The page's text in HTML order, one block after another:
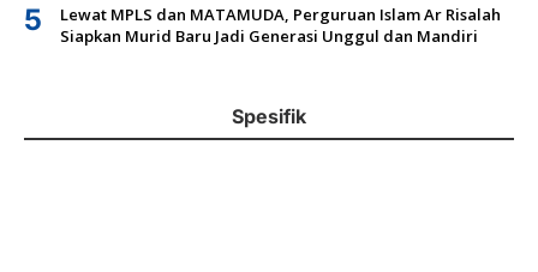
5
Lewat MPLS dan MATAMUDA, Perguruan Islam Ar Risalah
Siapkan Murid Baru Jadi Generasi Unggul dan Mandiri
Spesifik